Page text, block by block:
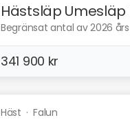
Hästsläp Umesläp
Begränsat antal av 2026
341 900 kr
Häst ·Falun